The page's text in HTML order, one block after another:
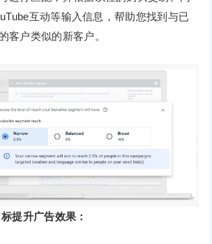
互动等输入信息，帮助您找到与已
客户类似的新客户。
提升广告效果：